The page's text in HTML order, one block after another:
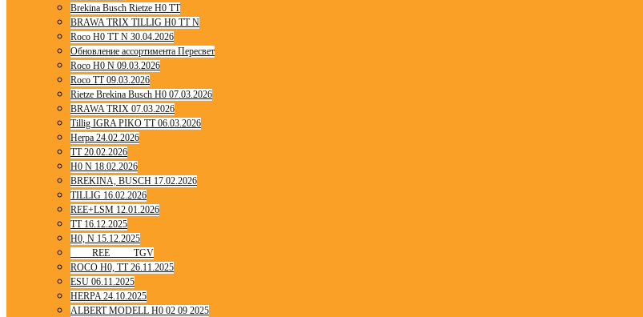
Brekina Busch Rietze H0 TT
BRAWA TRIX TILLIG H0 TT N
Roco H0 TT N 30.04.2026
Обновление ассортимента Пересвет
Roco H0 N 09.03.2026
Roco TT 09.03.2026
Rietze Brekina Busch H0 07.03.2026
BRAWA TRIX 07.03.2026
Tillig IGRA PIKO TT 06.03.2026
Herpa 24.02.2026
TT 20.02.2026
H0 N 18.02.2026
BREKINA, BUSCH 17.02.2026
TILLIG 16.02.2026
REE+LSM 12.01.2026
TT 16.12.2025
H0, N 15.12.2025
____ REE ____ TGV
ROCO H0, TT 26.11.2025
ESU 06.11.2025
HERPA 24.10.2025
ALBERT MODELL H0 02 09 2025